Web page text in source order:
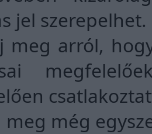
jel szerepelhet.
meg arról,
meg még